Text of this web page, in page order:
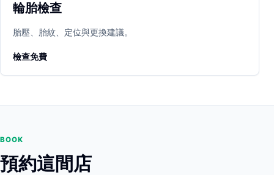
輪胎檢查
胎壓、胎紋、定位與更換建議。
檢查免費
BOOK
預約這間店